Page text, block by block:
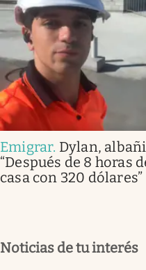
Emigrar. Dylan,
“Después de 8 horas
casa con 320 dólares”
Noticias de tu interés